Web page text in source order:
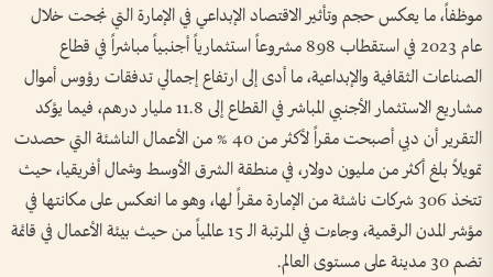
موظفاً، ما يعكس حجم وتأثير الاقتصاد الإبداعي في الإمارة التي نجحت خلال
عام 2023 في استقطاب 898 مشروعاً استثمارياً أجنبياً مباشراً في قطاع
الصناعات الثقافية والإبداعية، ما أدى إلى ارتفاع إجمالي تدفقات رؤوس أموال
مشاريع الاستثمار الأجنبي المباشر في القطاع إلى 11.8 مليار درهم، فيما يؤكد
التقرير أن دبي أصبحت مقراً لأكثر من 40 % من الأعمال الناشئة التي حصدت
تمويلاً بلغ أكثر من مليون دولار، في منطقة الشرق الأوسط وشمال أفريقيا، حيث
تتخذ 306 شركات ناشئة من الإمارة مقراً لها، وهو ما انعكس على مكانتها في
مؤشر المدن الرقمية، وجاءت في المرتبة الـ 15 عالمياً من حيث بيئة الأعمال في قائمة
تضم 30 مدينة على مستوى العالم.